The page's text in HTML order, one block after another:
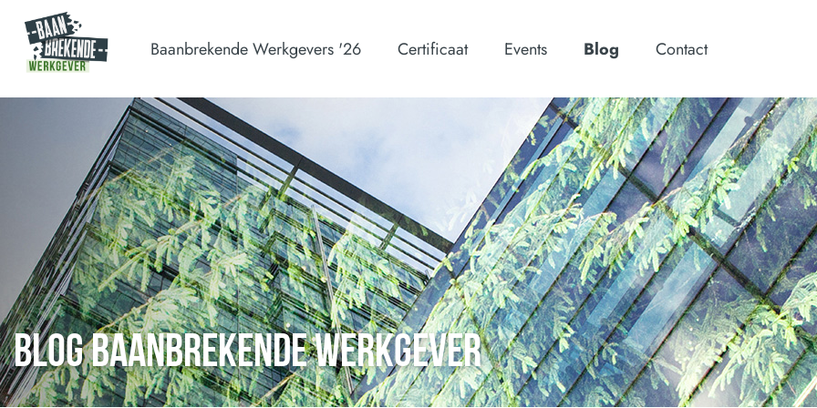
Baanbrekende Werkgevers '26 Certificaat Events Blog Contact
BLOG BAANBREKENDE WERKGEVER